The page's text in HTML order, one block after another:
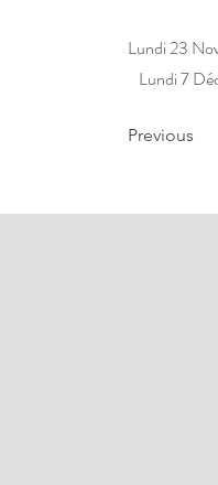
Lundi 23
Lundi 7
Previous